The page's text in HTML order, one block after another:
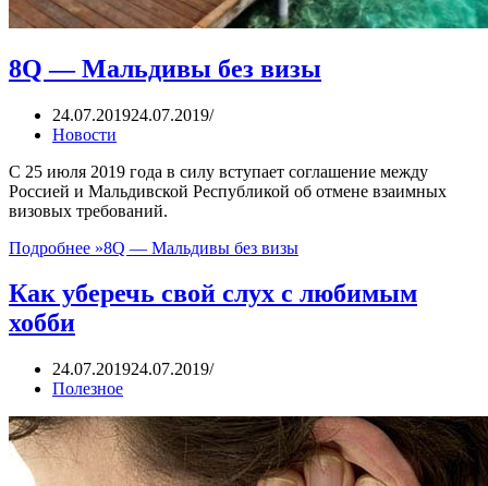
8Q — Мальдивы без визы
24.07.201924.07.2019
Новости
С 25 июля 2019 года в силу вступает соглашение между
Россией и Мальдивской Республикой об отмене взаимных
визовых требований.
Подробнее »8Q — Мальдивы без визы
Как уберечь свой слух с любимым
хобби
24.07.201924.07.2019
Полезное